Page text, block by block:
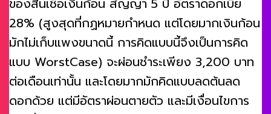
ของสินเชื่อเงินก้อน สัญญา 5 ปี อัตราดอกเบี้ย
28% (สูงสุดที่กฏหมายกำหนด แต่โดยมากเงินก้อน
มักไม่เก็บแพงขนาดนี้ การคิดแบบนี้จึงเป็นการคิด
แบบ WorstCase) จะผ่อนชำระเพียง 3,200 บาท
ต่อเดือนเท่านั้น และโดยมากมักคิดแบบลดต้นลด
ดอกด้วย แต่มีอัตราผ่อนตายตัว และมีเงื่อนไขการ